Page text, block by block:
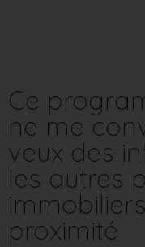
Ce
ne me
veux des
les autres
proximité